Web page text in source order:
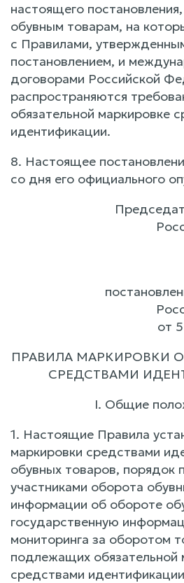
настоящего
обувным товарам, на
с Правилами,
постановлением, и
договорами Российской
распространяются
обязательной маркировке
идентификации.
8. Настоящее
со дня его официального
от
ПРАВИЛА МАРКИРОВКИ
СРЕДСТВАМИ
I. Общие
1. Настоящие Правила
маркировки средствами
обувных товаров, порядок
участниками оборота
информации об обороте
государственную
мониторинга за оборотом
подлежащих обязательной
средствами